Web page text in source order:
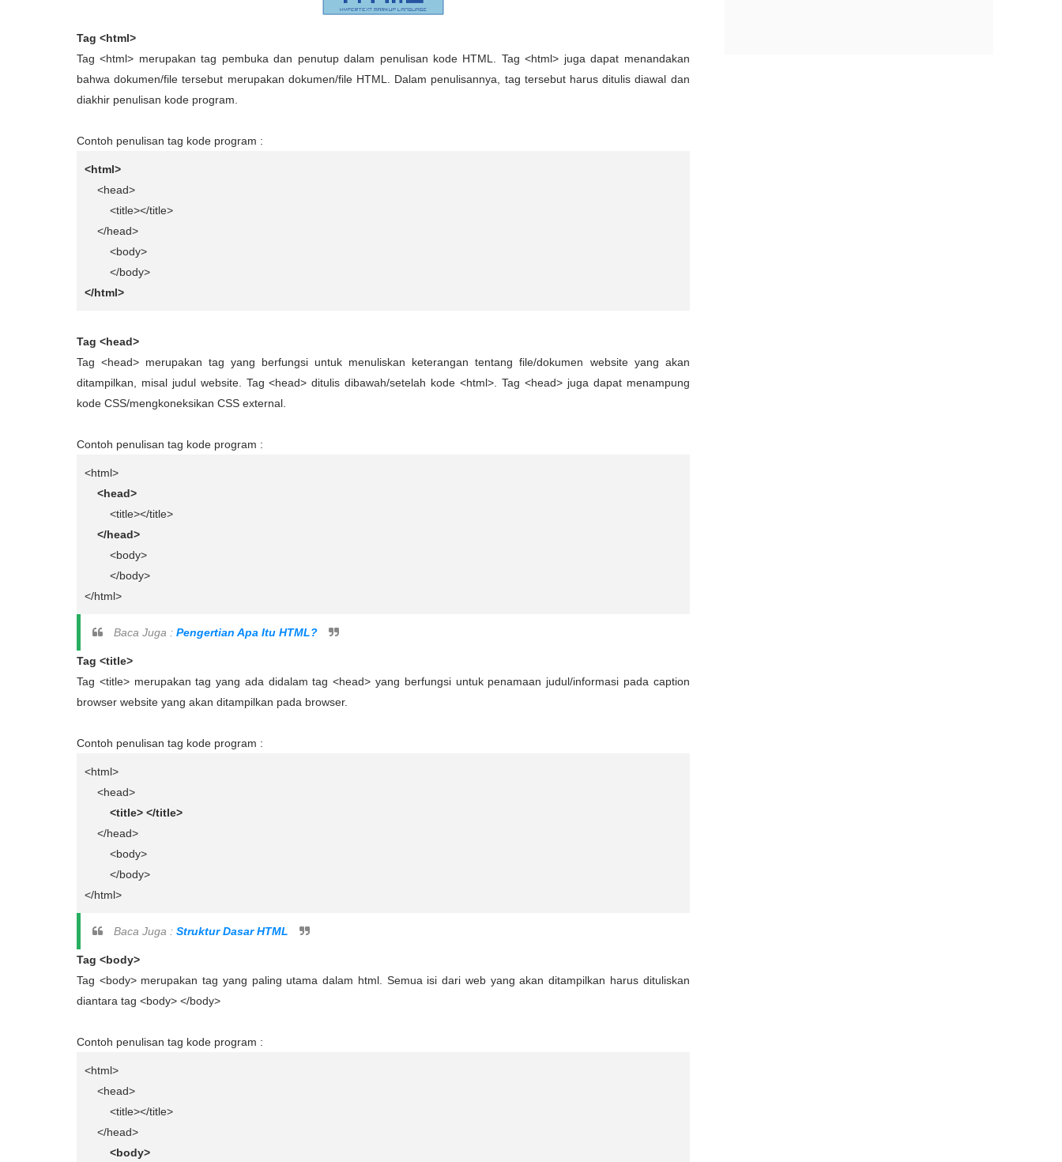
Tag <html>
Tag <html> merupakan tag pembuka dan penutup dalam penulisan kode HTML. Tag <html> juga dapat menandakan
bahwa dokumen/file tersebut merupakan dokumen/file HTML. Dalam penulisannya, tag tersebut harus ditulis diawal dan
diakhir penulisan kode program.
Contoh penulisan tag kode program :
<html>
<head>
<title></title>
</head>
<body>
</body>
</html>
Tag <head>
Tag <head> merupakan tag yang berfungsi untuk menuliskan keterangan tentang file/dokumen website yang akan
ditampilkan, misal judul website. Tag <head> ditulis dibawah/setelah kode <html>. Tag <head> juga dapat menampung
kode CSS/mengkoneksikan CSS external.
Contoh penulisan tag kode program :
<html>
<head>
<title></title>
</head>
<body>
</body>
</html>
Baca Juga : Pengertian Apa Itu HTML?
Tag <title>
Tag <title> merupakan tag yang ada didalam tag <head> yang berfungsi untuk penamaan judul/informasi pada caption
browser website yang akan ditampilkan pada browser.
Contoh penulisan tag kode program :
<html>
<head>
<title> </title>
</head>
<body>
</body>
</html>
Baca Juga : Struktur Dasar HTML
Tag <body>
Tag <body> merupakan tag yang paling utama dalam html. Semua isi dari web yang akan ditampilkan harus dituliskan
diantara tag <body> </body>
Contoh penulisan tag kode program :
<html>
<head>
<title></title>
</head>
<body>